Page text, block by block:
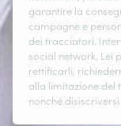
garantire la
campagne e
dei tracciatori.
social network. Lei
rettificarli,
alla limitazione del
nonché